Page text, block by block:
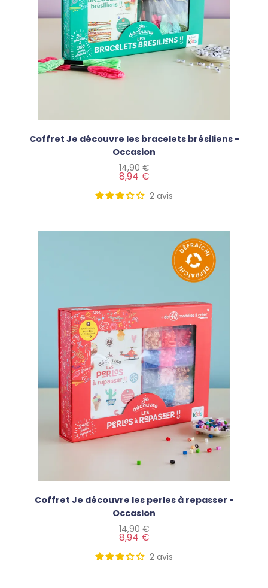
Coffret Je découvre les bracelets brésiliens -
Occasion
14,90 €
8,94 €
2 avis
Coffret Je découvre les perles à repasser -
Occasion
14,90 €
8,94 €
2 avis